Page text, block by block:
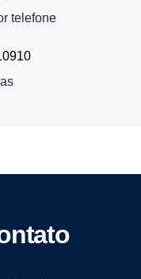
telefone